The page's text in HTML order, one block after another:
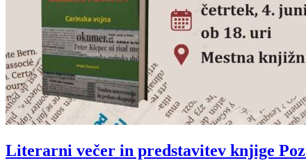
Literarni večer in predstavitev knjige